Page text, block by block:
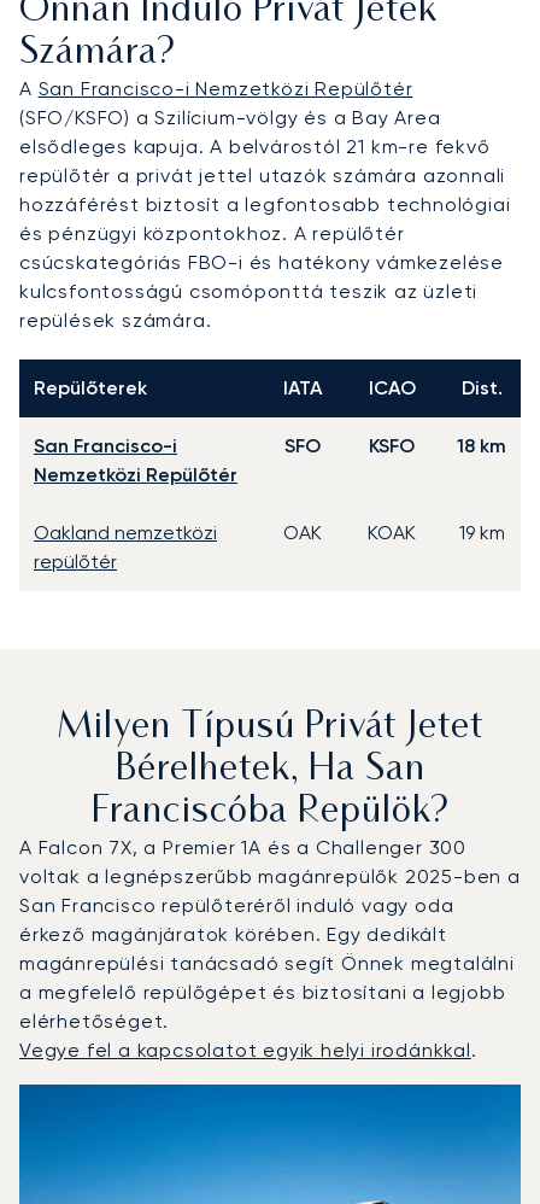
Onnan Induló Privát Jetek
Számára?
A San Francisco-i Nemzetközi Repülőtér
(SFO/KSFO) a Szilícium-völgy és a Bay Area
elsődleges kapuja. A belvárostól 21 km-re fekvő
repülőtér a privát jettel utazók számára azonnali
hozzáférést biztosít a legfontosabb technológiai
és pénzügyi központokhoz. A repülőtér
csúcskategóriás FBO-i és hatékony vámkezelése
kulcsfontosságú csomóponttá teszik az üzleti
repülések számára.
Repülőterek IATA ICAO Dist.
San Francisco-i
Nemzetközi Repülőtér
SFO KSFO 18 km
Oakland nemzetközi
repülőtér
OAK KOAK 19 km
Milyen Típusú Privát Jetet
Bérelhetek, Ha San
Franciscóba Repülök?
A Falcon 7X, a Premier 1A és a Challenger 300
voltak a legnépszerűbb magánrepülők 2025-ben a
San Francisco repülőteréről induló vagy oda
érkező magánjáratok körében. Egy dedikált
magánrepülési tanácsadó segít Önnek megtalálni
a megfelelő repülőgépet és biztosítani a legjobb
elérhetőséget.
Vegye fel a kapcsolatot egyik helyi irodánkkal.